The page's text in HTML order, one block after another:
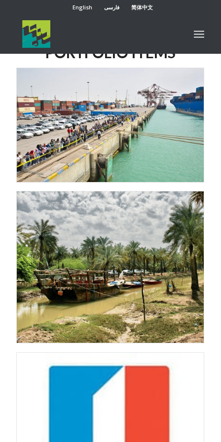
English فارسی 简体中文
PORTFOLIO ITEMS